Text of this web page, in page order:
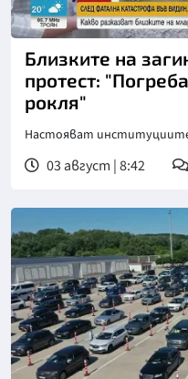
Близките на
протест:
рокля"
Настояват институциите
03 август | 8:42